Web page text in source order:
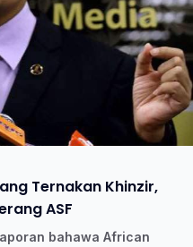
Ternakan Khinzir,
ASF
bahawa African